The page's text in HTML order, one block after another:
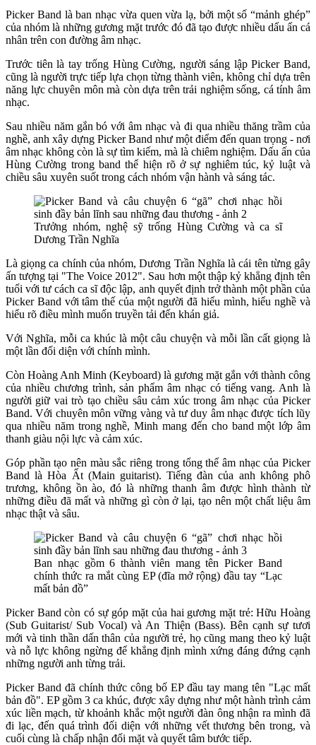
Picker Band là ban nhạc vừa quen vừa lạ, bởi một số “mảnh ghép”
của nhóm là những gương mặt trước đó đã tạo được nhiều dấu ấn cá
nhân trên con đường âm nhạc.
Trước tiên là tay trống Hùng Cường, người sáng lập Picker Band,
cũng là người trực tiếp lựa chọn từng thành viên, không chỉ dựa trên
năng lực chuyên môn mà còn dựa trên trải nghiệm sống, cá tính âm
nhạc.
Sau nhiều năm gắn bó với âm nhạc và đi qua nhiều thăng trầm của
nghề, anh xây dựng Picker Band như một điểm đến quan trọng - nơi
âm nhạc không còn là sự tìm kiếm, mà là chiêm nghiệm. Dấu ấn của
Hùng Cường trong band thể hiện rõ ở sự nghiêm túc, kỷ luật và
chiều sâu xuyên suốt trong cách nhóm vận hành và sáng tác.
Trưởng nhóm, nghệ sỹ trống Hùng Cường và ca sĩ
Dương Trần Nghĩa
Là giọng ca chính của nhóm, Dương Trần Nghĩa là cái tên từng gây
ấn tượng tại "The Voice 2012". Sau hơn một thập kỷ khẳng định tên
tuổi với tư cách ca sĩ độc lập, anh quyết định trở thành một phần của
Picker Band với tâm thế của một người đã hiểu mình, hiểu nghề và
hiểu rõ điều mình muốn truyền tải đến khán giả.
Với Nghĩa, mỗi ca khúc là một câu chuyện và mỗi lần cất giọng là
một lần đối diện với chính mình.
Còn Hoàng Anh Minh (Keyboard) là gương mặt gắn với thành công
của nhiều chương trình, sản phẩm âm nhạc có tiếng vang. Anh là
người giữ vai trò tạo chiều sâu cảm xúc trong âm nhạc của Picker
Band. Với chuyên môn vững vàng và tư duy âm nhạc được tích lũy
qua nhiều năm trong nghề, Minh mang đến cho band một lớp âm
thanh giàu nội lực và cảm xúc.
Góp phần tạo nên màu sắc riêng trong tổng thể âm nhạc của Picker
Band là Hòa Ất (Main guitarist). Tiếng đàn của anh không phô
trương, không ồn ào, đó là những thanh âm được hình thành từ
những điều đã mất và những gì còn ở lại, tạo nên một chất liệu âm
nhạc thật và sâu.
Ban nhạc gồm 6 thành viên mang tên Picker Band
chính thức ra mắt cùng EP (đĩa mở rộng) đầu tay “Lạc
mất bản đồ”
Picker Band còn có sự góp mặt của hai gương mặt trẻ: Hữu Hoàng
(Sub Guitarist/ Sub Vocal) và An Thiện (Bass). Bên cạnh sự tươi
mới và tinh thần dấn thân của người trẻ, họ cũng mang theo kỷ luật
và nỗ lực không ngừng để khẳng định mình xứng đáng đứng cạnh
những người anh từng trải.
Picker Band đã chính thức công bố EP đầu tay mang tên "Lạc mất
bản đồ". EP gồm 3 ca khúc, được xây dựng như một hành trình cảm
xúc liền mạch, từ khoảnh khắc một người đàn ông nhận ra mình đã
đi lạc, đến quá trình đối diện với những vết thương bên trong, và
cuối cùng là chấp nhận đối mặt và quyết tâm bước tiếp.